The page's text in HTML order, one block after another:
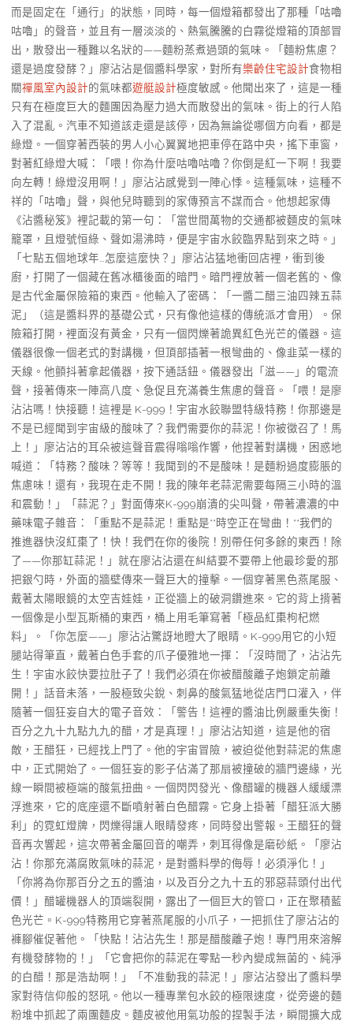
而是固定在「通行」的狀態，同時，每一個燈箱都發出了那種「咕嚕
咕嚕」的聲音，並且有一層淡淡的、熱氣騰騰的白霧從燈箱的頂部冒
出，散發出一種難以名狀的——麵粉蒸煮過頭的氣味。「麵粉焦慮？
還是過度發酵？」廖沾沾是個醬料學家，對所有樂齡住宅設計食物相
關禪風室內設計的氣味都遊艇設計極度敏感。他聞出來了，這是一種
只有在極度巨大的麵團因為壓力過大而散發出的氣味。街上的行人陷
入了混亂。汽車不知道該走還是該停，因為無論從哪個方向看，都是
綠燈。一個穿著西裝的男人小心翼翼地把車停在路中央，搖下車窗，
對著紅綠燈大喊：「喂！你為什麼咕嚕咕嚕？你倒是紅一下啊！我要
向左轉！綠燈沒用啊！」廖沾沾感覺到一陣心悸。這種氣味，這種不
祥的「咕嚕」聲，與他兒時聽到的家傳預言不謀而合。他想起家傳
《沾醬秘笈》裡記載的第一句：「當世間萬物的交通都被麵皮的氣味
籠罩，且燈號恒綠、聲如湯沸時，便是宇宙水餃臨界點到來之時。」
「七點五個地球年…怎麼這麼快？」廖沾沾猛地衝回店裡，衝到後
廚，打開了一個藏在舊冰櫃後面的暗門。暗門裡放著一個老舊的、像
是古代金屬保險箱的東西。他輸入了密碼：「一醬二醋三油四辣五蒜
泥」（這是醬料界的基礎公式，只有像他這樣的傳統派才會用）。保
險箱打開，裡面沒有黃金，只有一個閃爍著詭異紅色光芒的儀器。這
儀器很像一個老式的對講機，但頂部插著一根彎曲的、像韭菜一樣的
天線。他顫抖著拿起儀器，按下通話鈕。儀器發出「滋——」的電流
聲，接著傳來一陣高八度、急促且充滿養生焦慮的聲音。「喂！是廖
沾沾嗎！快接聽！這裡是 K-999！宇宙水餃聯盟特級特務！你那邊是
不是已經聞到宇宙級的酸味了？我們需要你的蒜泥！你被徵召了！馬
上！」廖沾沾的耳朵被這聲音震得嗡嗡作響，他捏著對講機，困惑地
喊道：「特務？酸味？等等！我聞到的不是酸味！是麵粉過度膨脹的
焦慮味！還有，我現在走不開！我的陳年老蒜泥需要每隔三小時的溫
和震動！」「蒜泥？」對面傳來K-999崩潰的尖叫聲，帶著濃濃的中
藥味電子雜音：「重點不是蒜泥！重點是**時空正在彎曲！**我們的
推進器快沒紅棗了！快！我們在你的後院！別帶任何多餘的東西！除
了——你那缸蒜泥！」就在廖沾沾還在糾結要不要帶上他最珍愛的那
把銀勺時，外面的牆壁傳來一聲巨大的撞擊。一個穿著黑色燕尾服、
戴著太陽眼鏡的太空吉娃娃，正從牆上的破洞鑽進來。它的背上揹著
一個像是小型瓦斯桶的東西，桶上用毛筆寫著「極品紅棗枸杞燃
料」。「你怎麼——」廖沾沾驚訝地瞪大了眼睛。K-999用它的小短
腿站得筆直，戴著白色手套的爪子優雅地一揮：「沒時間了，沾沾先
生！宇宙水餃快要拉肚子了！我們必須在你被醋酸離子炮鎖定前離
開！」話音未落，一股極致尖銳、刺鼻的酸氣猛地從店門口灌入，伴
隨著一個狂妄自大的電子音效：「警告！這裡的醬油比例嚴重失衡！
百分之九十九點九九的醋，才是真理！」廖沾沾知道，這是他的宿
敵，王醋狂，已經找上門了。他的宇宙冒險，被迫從他對蒜泥的焦慮
中，正式開始了。一個狂妄的影子佔滿了那扇被撞破的牆門邊緣，光
線一瞬間被極端的酸氣扭曲。一個閃閃發光、像醋罐的機器人緩緩漂
浮進來，它的底座還不斷噴射著白色醋霧。它身上掛著「醋狂派大勝
利」的霓虹燈牌，閃爍得讓人眼睛發疼，同時發出警報。王醋狂的聲
音再次響起，這次帶著金屬回音的嘲弄，刺耳得像是磨砂紙。「廖沾
沾！你那充滿腐敗氣味的蒜泥，是對醬料學的侮辱！必須淨化！」
「你將為你那百分之五的醬油，以及百分之九十五的邪惡蒜頭付出代
價！」醋罐機器人的頂端裂開，露出了一個巨大的管口，正在聚積藍
色光芒。K-999特務用它穿著燕尾服的小爪子，一把抓住了廖沾沾的
褲腳催促著他。「快點！沾沾先生！那是醋酸離子炮！專門用來溶解
有機發酵物的！」「它會把你的蒜泥在零點一秒內變成無菌的、純淨
的白醋！那是浩劫啊！」「不准動我的蒜泥！」廖沾沾發出了醬料學
家對待信仰般的怒吼。他以一種專業包水餃的極限速度，從旁邊的麵
粉堆中抓起了兩團麵皮。麵皮被他用氣功般的捏製手法，瞬間擴大成